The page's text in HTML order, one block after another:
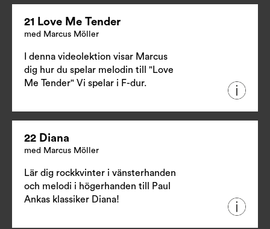
21 Love Me Tender
med Marcus Möller
I denna videolektion visar Marcus
dig hur du spelar melodin till "Love
Me Tender" Vi spelar i F-dur.
22 Diana
med Marcus Möller
Lär dig rockkvinter i vänsterhanden
och melodi i högerhanden till Paul
Ankas klassiker Diana!